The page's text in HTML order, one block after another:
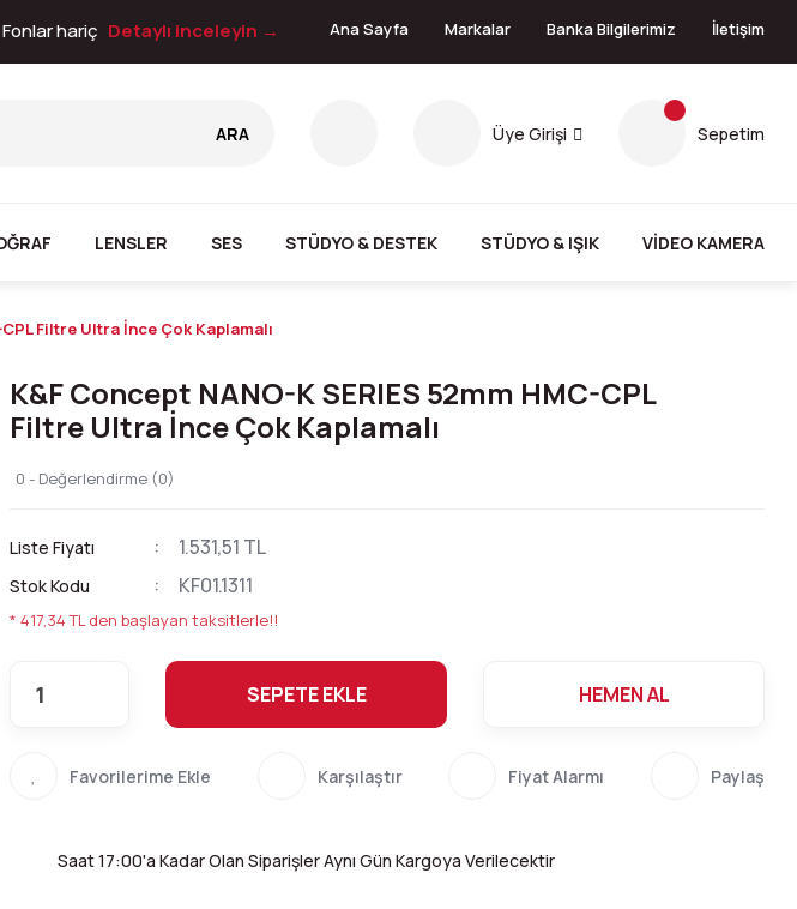
hariç Detaylı inceleyin → Ana Sayfa Markalar Banka Bilgilerimiz İletişim
ARA Üye Girişi Sepetim
LENSLER SES STÜDYO & DESTEK STÜDYO & IŞIK VİDEO KAMERA
Filtre Ultra İnce Çok Kaplamalı
K&F Concept NANO-K SERIES 52mm HMC-CPL
Filtre Ultra İnce Çok Kaplamalı
0 - Değerlendirme (0)
Liste Fiyatı 1.531,51 TL
Stok Kodu KF01.1311
* 417,34 TL den başlayan taksitlerle!!
SEPETE EKLE HEMEN AL
Karşılaştır Fiyat Alarmı Paylaş
Saat 17:00'a Kadar Olan Siparişler Aynı Gün Kargoya Verilecektir